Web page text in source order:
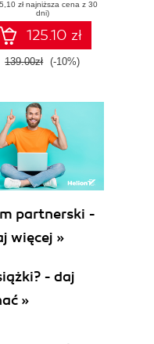
Tools, and
Fabric -
Fourth Edition
zł najniższa cena z 30
dni)
125.10 zł
139.00zł (-10%)
partnerski -
więcej »
- daj
»